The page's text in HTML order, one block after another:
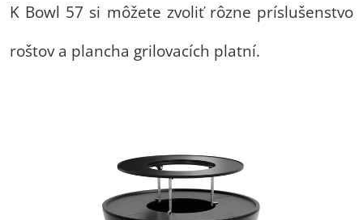
K Bowl 57 si môžete zvoliť rôzne príslušenstvo
roštov a plancha grilovacích platní.